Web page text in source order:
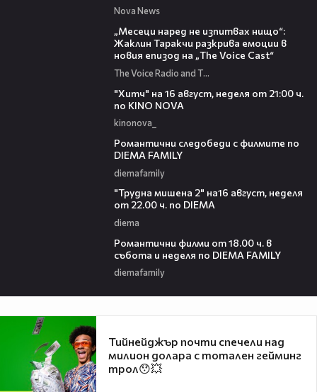
Nova News
„Месеци наред не изпитвах нищо“:
Жаклин Таракчи разкрива емоции в
новия епизод на „The Voice Cast“
The Voice Radio and TV Bulgaria
"Хитч" на 16 август, неделя от 21:00 ч.
по KINO NOVA
kinonova_
Романтични следобеди с филмите по
DIEMA FAMILY
diemafamily
"Трудна мишена 2" на16 август, неделя
от 22.00 ч. по DIEMA
diema
Романтични филми от 18.00 ч. в
събота и неделя по DIEMA FAMILY
diemafamily
Тийнейджър почти спечели над
милион долара с тотален гейминг
трол😯💥